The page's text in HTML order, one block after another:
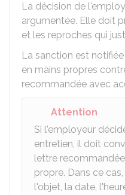
La décision de
argumentée. Elle doit
et les reproches qui
La sanction est
en mains propres
recommandée avec
Attention
Si l'employeur
entretien, il doit
lettre
propre. Dans ce
l'objet, la date,